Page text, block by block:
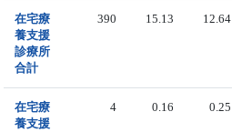
在宅療
養支援
診療所
合計
390 15.13 12.64
在宅療
養支援
4 0.16 0.25